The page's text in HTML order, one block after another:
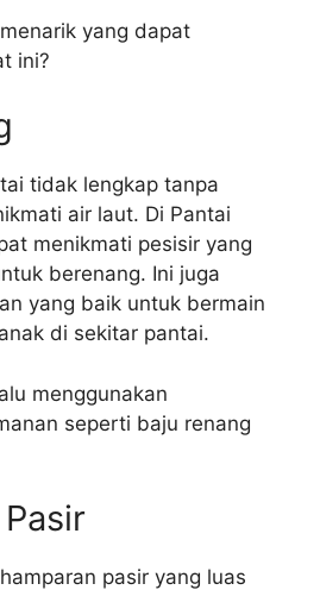
yang dapat
ini?
tidak lengkap tanpa
air laut. Di Pantai
menikmati pesisir yang
berenang. Ini juga
yang baik untuk bermain
di sekitar pantai.
menggunakan
seperti baju renang
pasir yang luas